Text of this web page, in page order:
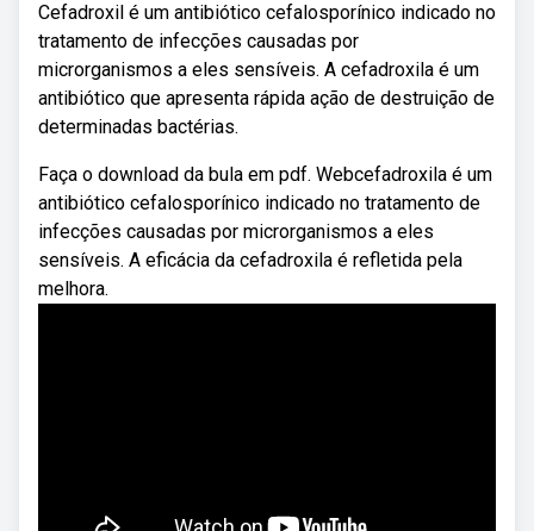
Cefadroxil é um antibiótico cefalosporínico indicado no
tratamento de infecções causadas por
microrganismos a eles sensíveis. A cefadroxila é um
antibiótico que apresenta rápida ação de destruição de
determinadas bactérias.
Faça o download da bula em pdf. Webcefadroxila é um
antibiótico cefalosporínico indicado no tratamento de
infecções causadas por microrganismos a eles
sensíveis. A eficácia da cefadroxila é refletida pela
melhora.